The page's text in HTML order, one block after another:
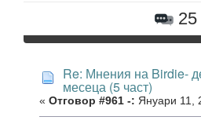
25
Re: Мнения на Birdie-
месеца (5 част)
« Отговор #961 -: Януари 11,